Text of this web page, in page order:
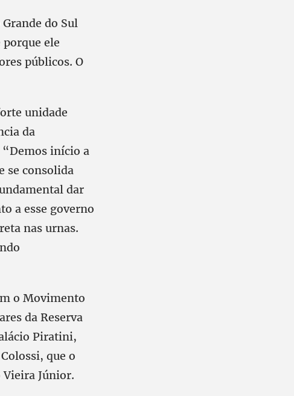
do Sul
ele
públicos. O
unidade
da
início a
se consolida
dar
a esse governo
nas urnas.
o Movimento
da Reserva
Piratini,
que o
Júnior.